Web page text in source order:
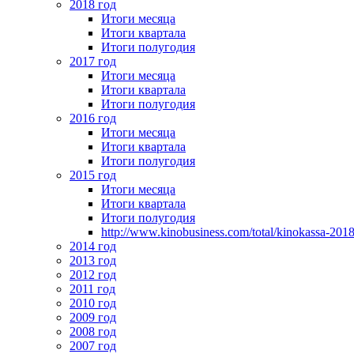
2018 год
Итоги месяца
Итоги квартала
Итоги полугодия
2017 год
Итоги месяца
Итоги квартала
Итоги полугодия
2016 год
Итоги месяца
Итоги квартала
Итоги полугодия
2015 год
Итоги месяца
Итоги квартала
Итоги полугодия
http://www.kinobusiness.com/total/kinokassa-
2014 год
2013 год
2012 год
2011 год
2010 год
2009 год
2008 год
2007 год